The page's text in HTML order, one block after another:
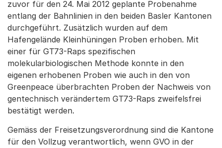
zuvor für den 24. Mai 2012 geplante Probenahme
entlang der Bahnlinien in den beiden Basler Kantonen
durchgeführt. Zusätzlich wurden auf dem
Hafengelände Kleinhüningen Proben erhoben. Mit
einer für GT73-Raps spezifischen
molekularbiologischen Methode konnte in den
eigenen erhobenen Proben wie auch in den von
Greenpeace überbrachten Proben der Nachweis von
gentechnisch verändertem GT73-Raps zweifelsfrei
bestätigt werden.
Gemäss der Freisetzungsverordnung sind die Kantone
für den Vollzug verantwortlich, wenn GVO in der